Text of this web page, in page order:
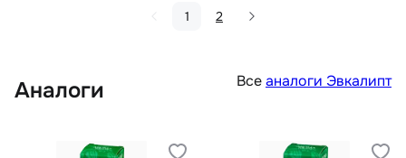
1 2
Аналоги Всеаналоги Эвкалипт